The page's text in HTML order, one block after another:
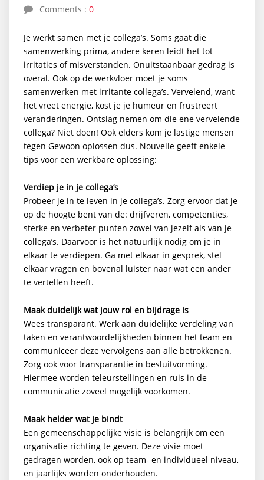
Comments : 0
Je werkt samen met je collega’s. Soms gaat die
samenwerking prima, andere keren leidt het tot
irritaties of misverstanden. Onuitstaanbaar gedrag is
overal. Ook op de werkvloer moet je soms
samenwerken met irritante collega’s. Vervelend, want
het vreet energie, kost je je humeur en frustreert
veranderingen. Ontslag nemen om die ene vervelende
collega? Niet doen! Ook elders kom je lastige mensen
tegen Gewoon oplossen dus. Nouvelle geeft enkele
tips voor een werkbare oplossing:
Verdiep je in je collega’s
Probeer je in te leven in je collega’s. Zorg ervoor dat je
op de hoogte bent van de: drijfveren, competenties,
sterke en verbeter punten zowel van jezelf als van je
collega’s. Daarvoor is het natuurlijk nodig om je in
elkaar te verdiepen. Ga met elkaar in gesprek, stel
elkaar vragen en bovenal luister naar wat een ander
te vertellen heeft.
Maak duidelijk wat jouw rol en bijdrage is
Wees transparant. Werk aan duidelijke verdeling van
taken en verantwoordelijkheden binnen het team en
communiceer deze vervolgens aan alle betrokkenen.
Zorg ook voor transparantie in besluitvorming.
Hiermee worden teleurstellingen en ruis in de
communicatie zoveel mogelijk voorkomen.
Maak helder wat je bindt
Een gemeenschappelijke visie is belangrijk om een
organisatie richting te geven. Deze visie moet
gedragen worden, ook op team- en individueel niveau,
en jaarlijks worden onderhouden.